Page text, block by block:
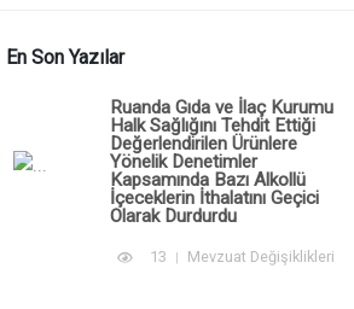
En Son Yazılar
Ruanda Gıda ve İlaç Kurumu
Halk Sağlığını Tehdit Ettiği
Değerlendirilen Ürünlere
Yönelik Denetimler
Kapsamında Bazı Alkollü
İçeceklerin İthalatını Geçici
Olarak Durdurdu
13 Mevzuat Değişiklikleri